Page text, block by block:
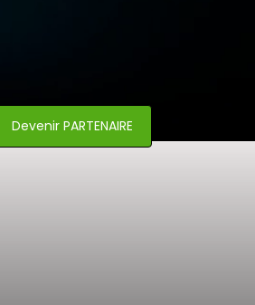
Devenir PARTENAIRE